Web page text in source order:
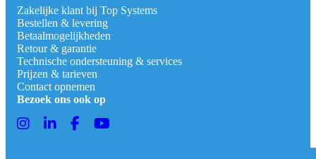
Zakelijke klant bij Top Systems
Bestellen & levering
Betaalmogelijkheden
Retour & garantie
Technische ondersteuning & services
Prijzen & tarieven
Contact opnemen
Bezoek ons ook op